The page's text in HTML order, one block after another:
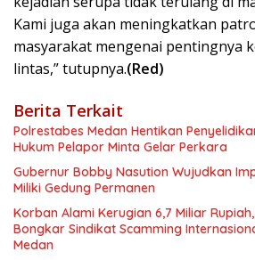
Kami juga akan meningkatkan
masyarakat mengenai pentingnya
lintas,” tutupnya.(Red)
Berita Terkait
Polrestabes Medan Hentikan
Hukum Pelapor Minta Gelar Perkara
Gubernur Bobby Nasution Wujudkan
Miliki Gedung Permanen
Korban Alami Kerugian 6,7 Miliar
Bongkar Sindikat Scamming
Medan